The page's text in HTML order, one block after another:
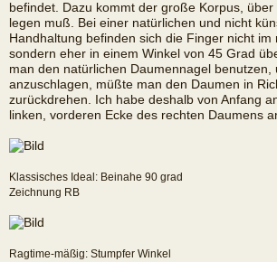
befindet. Dazu kommt der große Korpus, über
legen muß. Bei einer natürlichen und nicht
Handhaltung befinden sich die Finger nicht im
sondern eher in einem Winkel von 45 Grad
man den natürlichen Daumennagel benutzen,
anzuschlagen, müßte man den Daumen in
zurückdrehen. Ich habe deshalb von Anfang
linken, vorderen Ecke des rechten Daumens
Klassisches Ideal: Beinahe 90 grad
Zeichnung RB
Ragtime-mäßig: Stumpfer Winkel